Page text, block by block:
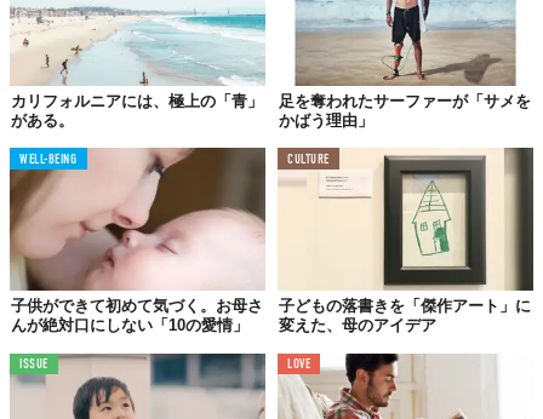
カリフォルニアには、極上の「青」
がある。
足を奪われたサーファーが「サメを
かばう理由」
WELL-BEING
子供ができて初めて気づく。お母さ
んが絶対口にしない「10の愛情」
CULTURE
子どもの落書きを「傑作アート」に
変えた、母のアイデア
ISSUE LOVE